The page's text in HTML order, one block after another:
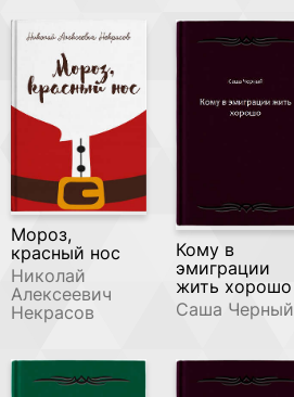
Мороз,
красный нос
Николай
Алексеевич
Некрасов
Кому в
эмиграции
жить хорошо
Саша Черный